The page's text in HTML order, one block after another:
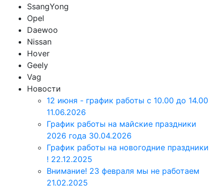
SsangYong
Opel
Daewoo
Nissan
Hover
Geely
Vag
Новости
12 июня - график работы с 10.00 до 14.00
11.06.2026
График работы на майские праздники
2026 года 30.04.2026
График работы на новогодние праздники
! 22.12.2025
Внимание! 23 февраля мы не работаем
21.02.2025